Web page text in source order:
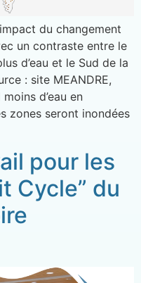
du changement
un contraste entre le
d’eau et le Sud de la
: site MEANDRE,
d’eau en
zones seront inondées
pour les
Cycle” du